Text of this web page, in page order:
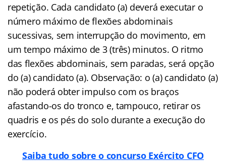
repetição. Cada candidato (a) deverá executar o
número máximo de flexões abdominais
sucessivas, sem interrupção do movimento, em
um tempo máximo de 3 (três) minutos. O ritmo
das flexões abdominais, sem paradas, será opção
do (a) candidato (a). Observação: o (a) candidato (a)
não poderá obter impulso com os braços
afastando-os do tronco e, tampouco, retirar os
quadris e os pés do solo durante a execução do
exercício.
Saiba tudo sobre o concurso Exército CFO